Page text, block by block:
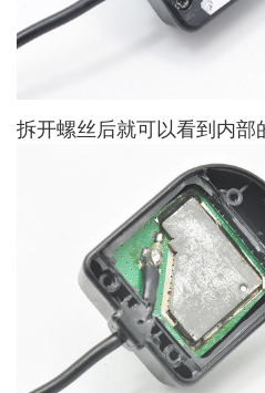
拆开螺丝后就可以看到内部